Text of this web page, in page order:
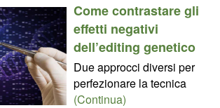
Come contrastare gli
effetti negativi
dell’editing genetico
Due approcci diversi per
perfezionare la tecnica
(Continua)